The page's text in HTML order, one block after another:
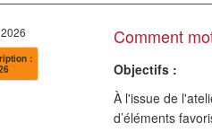
:
Comment
Objectifs :
À l'issue de
d’éléments